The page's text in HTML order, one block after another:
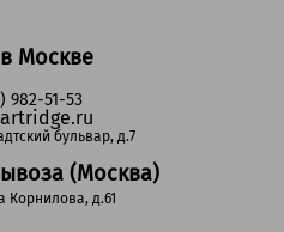
Москве
982-51-53
бульвар, д.7
(Москва)
Корнилова, д.61